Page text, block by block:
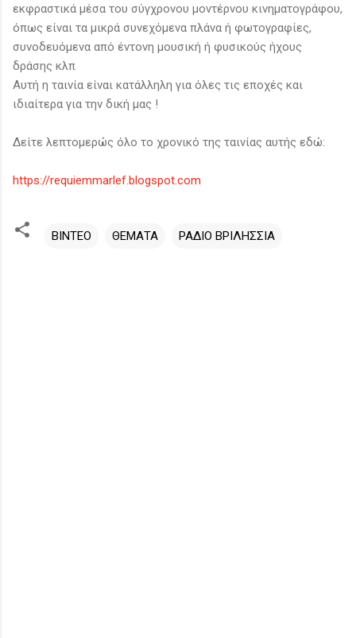
εκφραστικά μέσα του σύγχρονου μοντέρνου κινηματογράφου,
όπως είναι τα μικρά συνεχόμενα πλάνα ή φωτογραφίες,
συνοδευόμενα από έντονη μουσική ή φυσικούς ήχους
δράσης κλπ
Αυτή η ταινία είναι κατάλληλη για όλες τις εποχές και
ιδιαίτερα για την δική μας !
Δείτε λεπτομερώς όλο το χρονικό της ταινίας αυτής εδώ:
https://requiemmarlef.blogspot.com
ΒΙΝΤΕΟ ΘΕΜΑΤΑ ΡΑΔΙΟ ΒΡΙΛΗΣΣΙΑ